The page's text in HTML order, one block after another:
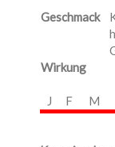
Geschmack
Wirkung
J F M